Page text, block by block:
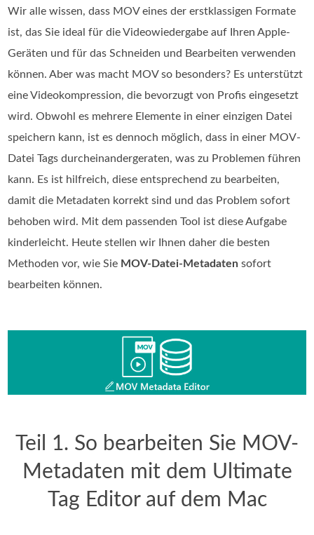
Wir alle wissen, dass MOV eines der erstklassigen Formate
ist, das Sie ideal für die Videowiedergabe auf Ihren Apple-
Geräten und für das Schneiden und Bearbeiten verwenden
können. Aber was macht MOV so besonders? Es unterstützt
eine Videokompression, die bevorzugt von Profis eingesetzt
wird. Obwohl es mehrere Elemente in einer einzigen Datei
speichern kann, ist es dennoch möglich, dass in einer MOV-
Datei Tags durcheinandergeraten, was zu Problemen führen
kann. Es ist hilfreich, diese entsprechend zu bearbeiten,
damit die Metadaten korrekt sind und das Problem sofort
behoben wird. Mit dem passenden Tool ist diese Aufgabe
kinderleicht. Heute stellen wir Ihnen daher die besten
Methoden vor, wie Sie MOV-Datei-Metadaten sofort
bearbeiten können.
Teil 1. So bearbeiten Sie MOV-
Metadaten mit dem Ultimate
Tag Editor auf dem Mac